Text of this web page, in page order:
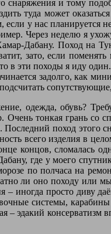
и тому
туда может
у нас
Через неделю я
Дабану. Поход на
зато, если
эти походы я иду
задолго, как
одежда, обувь?
Очень тонкая грань
поход этого
всего изделия в
концов, сломалась
где у моего
по полчаса на
ли оно походу или
– иногда просто диву
системы,
эдакий